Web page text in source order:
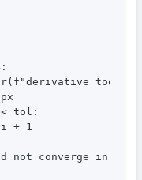
too
tol:
+ 1
not converge in